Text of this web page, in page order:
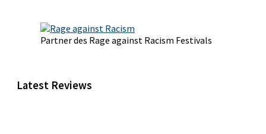
Partner des Rage against Racism Festivals
Latest Reviews